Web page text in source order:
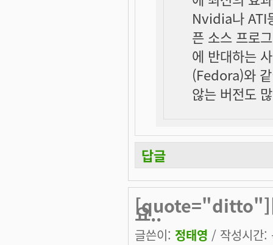
Nvidia나 ATI
픈 소스 프로
에 반대하는
(Fedora)와
않는 버전도
답글
요..
글쓴이: 정태영 / 작성시간